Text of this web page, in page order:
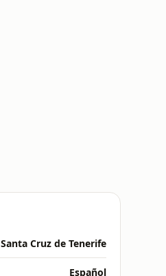
Santa Cruz de Tenerife
Español